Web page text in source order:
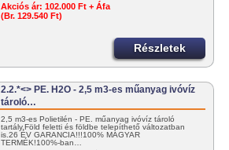
Akciós ár: 102.000 Ft + Áfa
(Br. 129.540 Ft)
Részletek
2.2.*<> PE. H2O - 2,5 m3-es műanyag ivóvíz
tároló…
2,5 m3-es Polietilén - PE. műanyag ivóvíz tároló
tartály.Föld feletti és földbe telepíthető változatban
is.26 ÉV GARANCIA!!!100% MAGYAR
TERMÉK!100%-ban…